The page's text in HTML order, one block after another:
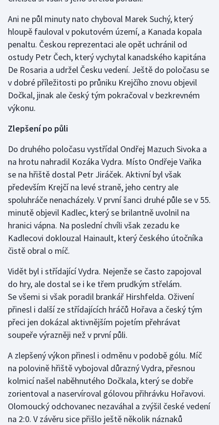
Ani ne půl minuty nato chyboval Marek Suchý, který
hloupě fauloval v pokutovém území, a Kanada kopala
penaltu. Českou reprezentaci ale opět uchránil od
ostudy Petr Čech, který vychytal kanadského kapitána
De Rosaria a udržel Česku vedení. Ještě do poločasu se
v dobré příležitosti po průniku Krejčího znovu objevil
Dočkal, jinak ale český tým pokračoval v bezkrevném
výkonu.
Zlepšení po půli
Do druhého poločasu vystřídal Ondřej Mazuch Sivoka a
na hrotu nahradil Kozáka Vydra. Místo Ondřeje Vaňka
se na hřiště dostal Petr Jiráček. Aktivní byl však
především Krejčí na levé straně, jeho centry ale
spoluhráče nenacházely. V první šanci druhé půle se v 55.
minutě objevil Kadlec, který se brilantně uvolnil na
hranici vápna. Na poslední chvíli však zezadu ke
Kadlecovi doklouzal Hainault, který českého útočníka
čistě obral o míč.
Vidět byl i střídající Vydra. Nejenže se často zapojoval
do hry, ale dostal se i ke třem prudkým střelám.
Se všemi si však poradil brankář Hirshfelda. Oživení
přinesl i další ze střídajících hráčů Hořava a český tým
přeci jen dokázal aktivnějším pojetím přehrávat
soupeře výrazněji než v první půli.
A zlepšený výkon přinesl i odměnu v podobě gólu. Míč
na polovině hřiště vybojoval důrazný Vydra, přesnou
kolmicí našel naběhnutého Dočkala, který se dobře
zorientoval a naservíroval gólovou přihrávku Hořavovi.
Olomoucký odchovanec nezaváhal a zvýšil české vedení
na 2:0. V závěru sice přišlo ještě několik náznaků